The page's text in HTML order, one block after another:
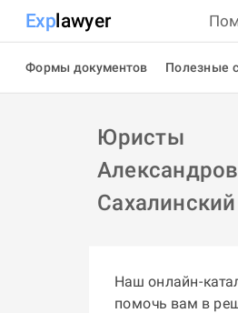
Explawyer
Формы документов Полезные
Юристы
Сахалинский
Наш онлайн-
помочь вам в